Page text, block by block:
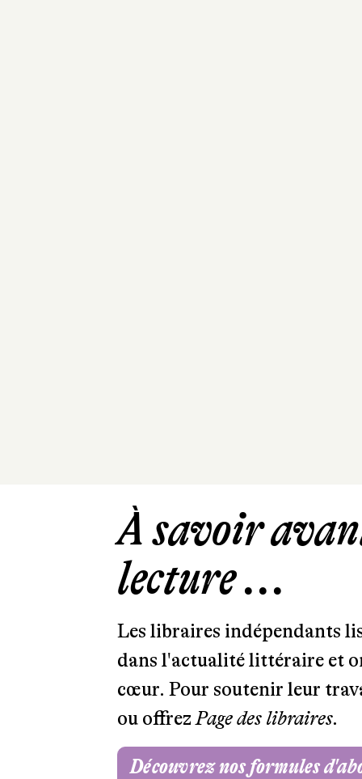
À savoir
lecture ...
Les libraires indépendants
dans l'actualité littéraire et
cœur. Pour soutenir leur
ou offrezPage des libraires.
Découvrez nos formules